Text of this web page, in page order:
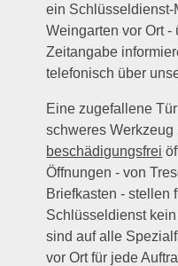
ein Schlüsseldienst-
Weingarten vor Ort
Zeitangabe
telefonisch über
Eine zugefallene
schweres
beschädigungsfrei
Öffnungen - von
Briefkasten - stellen
Schlüsseldienst
sind auf alle
vor Ort für jede